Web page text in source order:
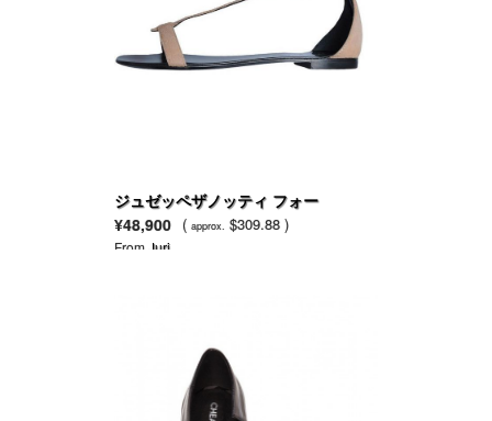
ジュゼッペザノッティ フォー
BALMAIN サンダル
¥48,900 ( approx. $309.88 )
From Juri